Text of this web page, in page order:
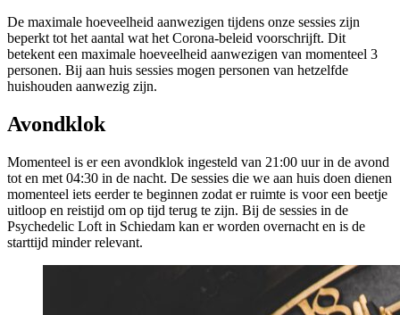
De maximale hoeveelheid aanwezigen tijdens onze sessies zijn
beperkt tot het aantal wat het Corona-beleid voorschrijft. Dit
betekent een maximale hoeveelheid aanwezigen van momenteel 3
personen. Bij aan huis sessies mogen personen van hetzelfde
huishouden aanwezig zijn.
Avondklok
Momenteel is er een avondklok ingesteld van 21:00 uur in de avond
tot en met 04:30 in de nacht. De sessies die we aan huis doen dienen
momenteel iets eerder te beginnen zodat er ruimte is voor een beetje
uitloop en reistijd om op tijd terug te zijn. Bij de sessies in de
Psychedelic Loft in Schiedam kan er worden overnacht en is de
starttijd minder relevant.